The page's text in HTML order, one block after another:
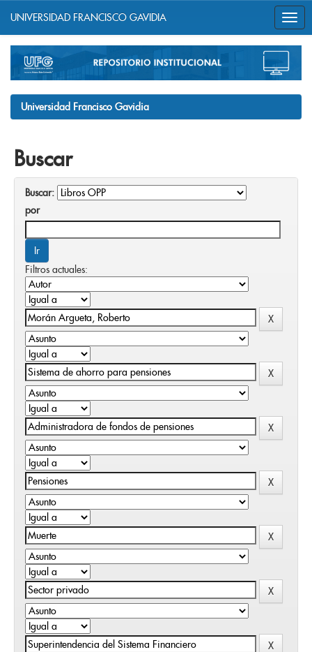
navigation
UNIVERSIDAD FRANCISCO GAVIDIA
Universidad Francisco Gavidia
Buscar
Buscar:
por
Filtros actuales: